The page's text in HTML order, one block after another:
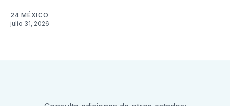
24 MÉXICO
julio 31, 2026